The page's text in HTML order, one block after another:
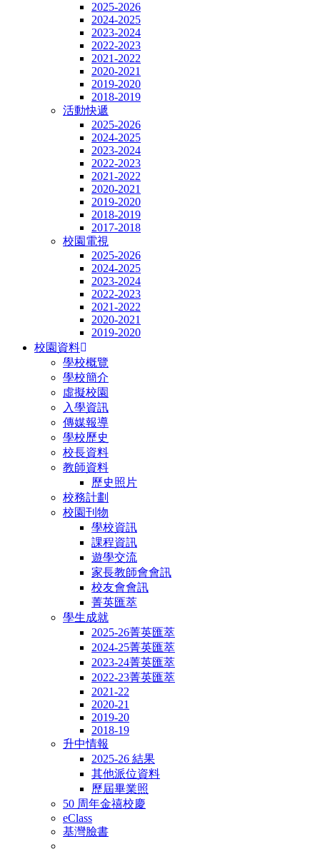
2025-2026
2024-2025
2023-2024
2022-2023
2021-2022
2020-2021
2019-2020
2018-2019
活動快遞
2025-2026
2024-2025
2023-2024
2022-2023
2021-2022
2020-2021
2019-2020
2018-2019
2017-2018
校園電視
2025-2026
2024-2025
2023-2024
2022-2023
2021-2022
2020-2021
2019-2020
校園資料
學校概覽
學校簡介
虛擬校園
入學資訊
傳媒報導
學校歷史
校長資料
教師資料
歷史照片
校務計劃
校園刊物
學校資訊
課程資訊
遊學交流
家長教師會會訊
校友會會訊
菁英匯萃
學生成就
2025-26菁英匯萃
2024-25菁英匯萃
2023-24菁英匯萃
2022-23菁英匯萃
2021-22
2020-21
2019-20
2018-19
升中情報
2025-26 結果
其他派位資料
歷屆畢業照
50 周年金禧校慶
eClass
基灣臉書